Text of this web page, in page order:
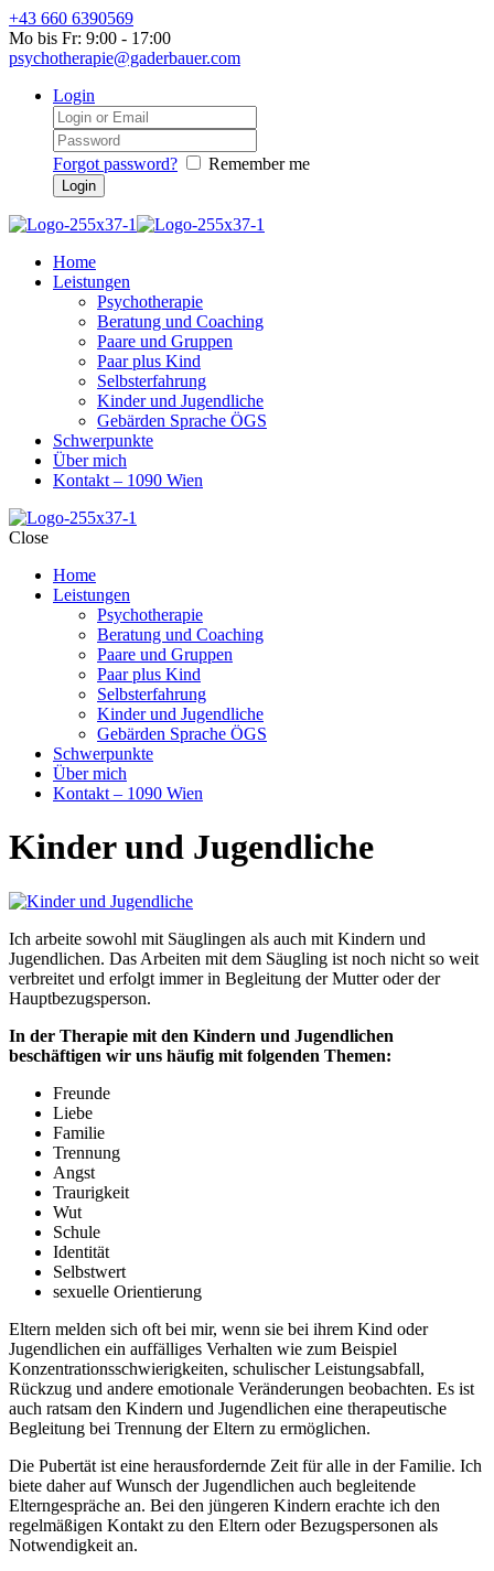
+43 660 6390569
Mo bis Fr: 9:00 - 17:00
psychotherapie@gaderbauer.com
Login
Forgot password? Remember me
Home
Leistungen
Psychotherapie
Beratung und Coaching
Paare und Gruppen
Paar plus Kind
Selbsterfahrung
Kinder und Jugendliche
Gebärden Sprache ÖGS
Schwerpunkte
Über mich
Kontakt – 1090 Wien
Close
Home
Leistungen
Psychotherapie
Beratung und Coaching
Paare und Gruppen
Paar plus Kind
Selbsterfahrung
Kinder und Jugendliche
Gebärden Sprache ÖGS
Schwerpunkte
Über mich
Kontakt – 1090 Wien
Kinder und Jugendliche
Ich arbeite sowohl mit Säuglingen als auch mit Kindern und
Jugendlichen. Das Arbeiten mit dem Säugling ist noch nicht so weit
verbreitet und erfolgt immer in Begleitung der Mutter oder der
Hauptbezugsperson.
In der Therapie mit den Kindern und Jugendlichen
beschäftigen wir uns häufig mit folgenden Themen:
Freunde
Liebe
Familie
Trennung
Angst
Traurigkeit
Wut
Schule
Identität
Selbstwert
sexuelle Orientierung
Eltern melden sich oft bei mir, wenn sie bei ihrem Kind oder
Jugendlichen ein auffälliges Verhalten wie zum Beispiel
Konzentrationsschwierigkeiten, schulischer Leistungsabfall,
Rückzug und andere emotionale Veränderungen beobachten. Es ist
auch ratsam den Kindern und Jugendlichen eine therapeutische
Begleitung bei Trennung der Eltern zu ermöglichen.
Die Pubertät ist eine herausfordernde Zeit für alle in der Familie. Ich
biete daher auf Wunsch der Jugendlichen auch begleitende
Elterngespräche an. Bei den jüngeren Kindern erachte ich den
regelmäßigen Kontakt zu den Eltern oder Bezugspersonen als
Notwendigkeit an.